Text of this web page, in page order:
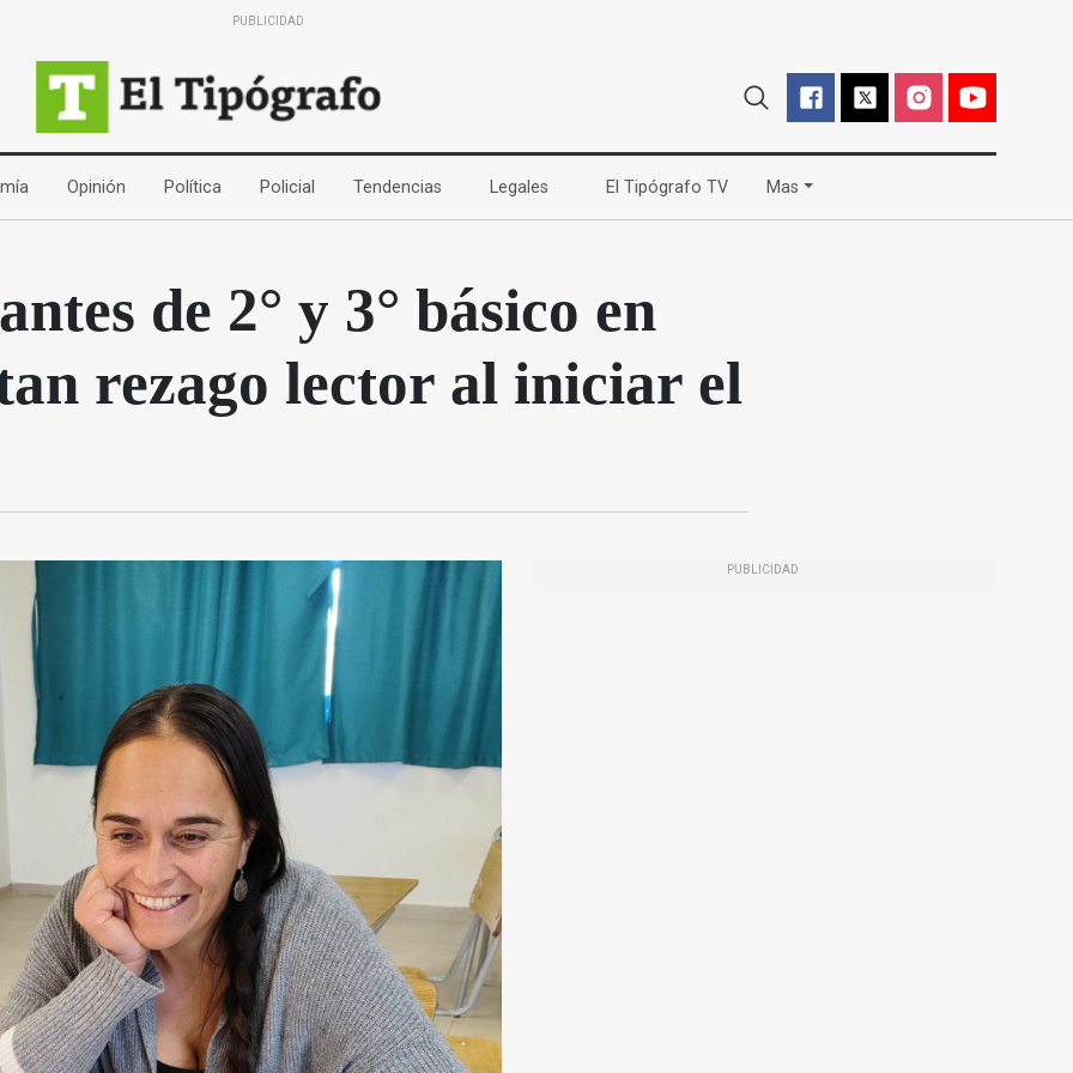
PUBLICIDAD
(current)Opinión (current)Política (current)Policial (current)Tendencias (current)Legales (current)El Tipógrafo TV(current)
Mas
de 2° y 3° básico en
rezago lector al iniciar el
PUBLICIDAD